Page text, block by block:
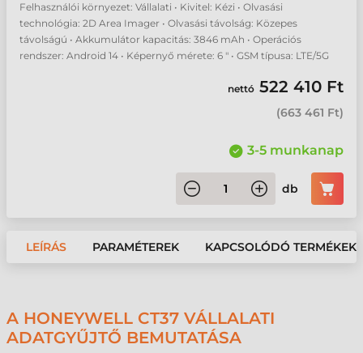
Felhasználói környezet: Vállalati • Kivitel: Kézi • Olvasási
technológia: 2D Area Imager • Olvasási távolság: Közepes
távolságú • Akkumulátor kapacitás: 3846 mAh • Operációs
rendszer: Android 14 • Képernyő mérete: 6 " • GSM típusa: LTE/5G
nettó 522 410 Ft
(663 461 Ft)
3-5 munkanap
db
LEÍRÁS PARAMÉTEREK KAPCSOLÓDÓ TERMÉKEK
A HONEYWELL CT37 VÁLLALATI
ADATGYŰJTŐ BEMUTATÁSA